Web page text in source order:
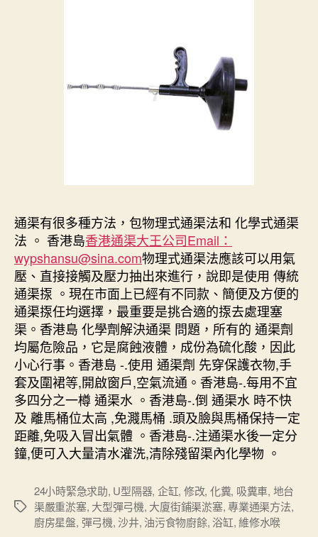
通渠有很多種方法，包物理式通渠法和 化學式通渠
法 。 香港島香港通渠大王公司Email：
wypshansu@sina.com物理式通渠法應該可以用氣
壓、直接接觸及壓力抽出來進行，說即是使用 傳統
通渠揼 。現在市面上已經有不同款、簡便及方便的
通渠揼任均選擇，最重要是挑合適的揼去處理塞
渠。香港島 化學劑解決通渠 問題，所有的 通渠劑
均屬危險品，它是腐蝕液體，成份為硫化酸，因此
小心行事。香港島 -.使用 通渠劑 先穿保護衣物,手
套及圍裙等,開啟窗戶,空氣流通。香港島-.每用不宜
多四分之一樽 通渠水 。香港島-.倒 通渠水 時不快
及 離馬桶位太高 ,免濺馬桶 .頭及臉與馬桶保持一定
距離,免吸入冒出氣體 。香港島-.注通渠水後一定分
鐘,便可入大量清水灌洗,清除殘留渠內化學物 。
Tags
24小時緊急求助, U型隔器, 企缸, 修改, 化糞, 吸糞車, 地台
渠嚴重淤塞, 大型彈弓機, 大廈街鋪渠淤塞,專業通渠方法,
廚房星盤, 彈弓機,沙井, 油污食物廚餘, 浴缸,維修水喉